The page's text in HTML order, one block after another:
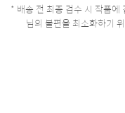
* 배송 전 최종 검수 시 작품에
님의 불편을 최소화하기